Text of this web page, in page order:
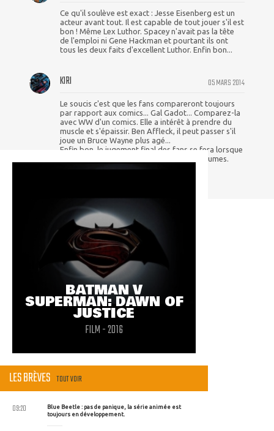
Ce qu'il soulève est exact : Jesse Eisenberg est un
acteur avant tout. Il est capable de tout jouer s'il est
bon ! Même Lex Luthor. Spacey n'avait pas la tête
de l'emploi ni Gene Hackman et pourtant ils ont
tous les deux faits d'excellent Luthor. Enfin bon...
05 MARS 2014
KIRI
Le soucis c'est que les fans compareront toujours
par rapport aux comics... Gal Gadot... Comparez-la
avec WW d'un comics. Elle a intérêt à prendre du
muscle et s'épaissir. Ben Affleck, il peut passer s'il
joue un Bruce Wayne plus agé...
Enfin bon, le jugement final des fans se fera lorsque
les acteurs seront présentés dans les costumes.
BATMAN V
SUPERMAN: DAWN OF
JUSTICE
FILM - 2016
LES BRÈVES TOUT VOIR
Blue Beetle : pas de panique, la série animée est
toujours en développement.
09:20